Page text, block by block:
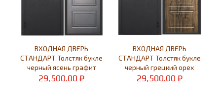
ВХОДНАЯ ДВЕРЬ
СТАНДАРТ Толстяк букле
черный ясень графит
29,500.00₽
ВХОДНАЯ ДВЕРЬ
СТАНДАРТ Толстяк букле
черный грецкий орех
29,500.00 ₽